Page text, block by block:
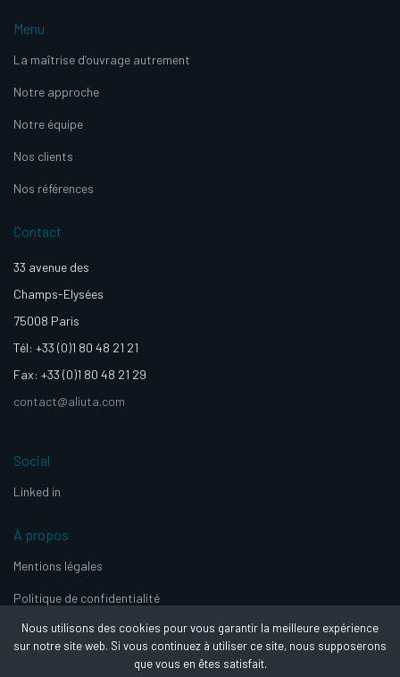
Menu
La maîtrise d’ouvrage autrement
Notre approche
Notre équipe
Nos clients
Nos références
Contact
33 avenue des
Champs-Elysées
75008 Paris
Tél: +33 (0)1 80 48 21 21
Fax: +33 (0)1 80 48 21 29
contact@aliuta.com
Social
Linked in
À propos
Mentions légales
Politique de confidentialité
Nous utilisons des cookies pour vous garantir la meilleure expérience
sur notre site web. Si vous continuez à utiliser ce site, nous supposerons
que vous en êtes satisfait.